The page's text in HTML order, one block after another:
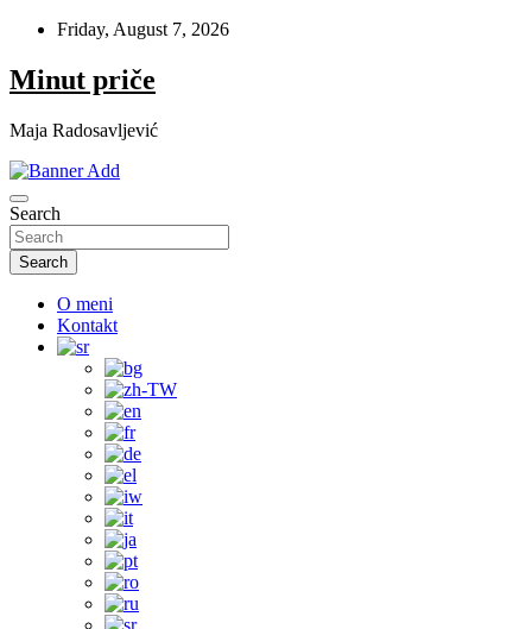
Skip
content
Friday, August 7, 2026
Minut priče
Maja Radosavljević
Search
Search
O meni
Kontakt